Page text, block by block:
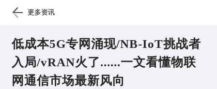
更多资讯
低成本5G专网涌现/NB-IoT挑战者
入局/vRAN火了......一文看懂物联
网通信市场最新风向